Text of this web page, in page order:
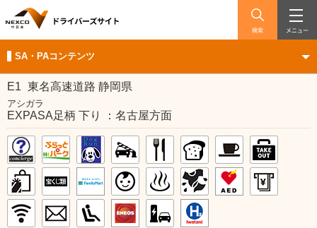
検索 メニュー
SA・PAコンテンツ
E1 東名高速道路 静岡県
アシガラ
EXPASA足柄 下り ：名古屋方面